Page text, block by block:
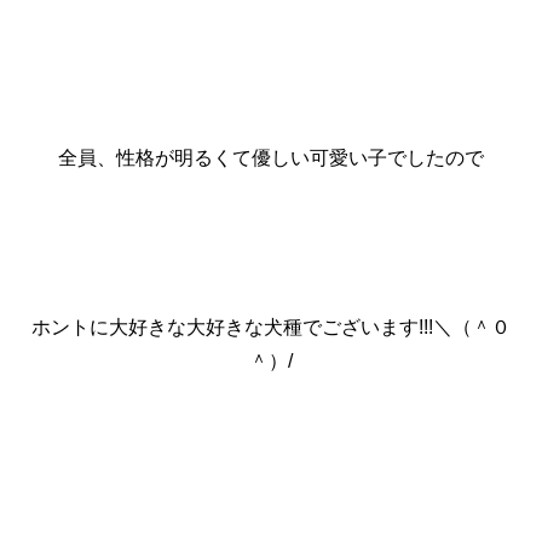
全員、性格が明るくて優しい可愛い子でしたので
ホントに大好きな大好きな犬種でございます!!!＼（＾０
＾）/